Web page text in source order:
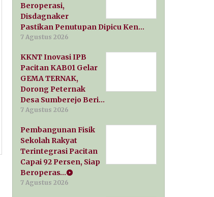
Beroperasi,
Disdagnaker
Pastikan Penutupan Dipicu Ken…
7 Agustus 2026
KKNT Inovasi IPB
Pacitan KAB01 Gelar
GEMA TERNAK,
Dorong Peternak
Desa Sumberejo Beri…
7 Agustus 2026
Pembangunan Fisik
Sekolah Rakyat
Terintegrasi Pacitan
Capai 92 Persen, Siap
Beroperas…
7 Agustus 2026